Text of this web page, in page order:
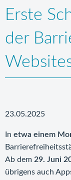
Erste
der
23.05.2025
In etwa einem
Ab dem 29. Juni
übrigens auch